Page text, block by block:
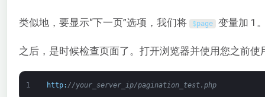
类似地，要显示“下一页”选项，我们将 $page 变量加 1
之后，是时候检查页面了。打开浏览器并使用您之前使
1 http: //your_server_ip/pagination_test.php